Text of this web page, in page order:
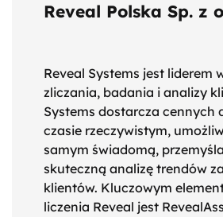
Reveal Polska Sp. z
Reveal Systems jest liderem
zliczania, badania i analizy
Systems dostarcza cennych
czasie rzeczywistym,
samym świadomą,
skuteczną analizę trendów
klientów. Kluczowym
liczenia Reveal jest